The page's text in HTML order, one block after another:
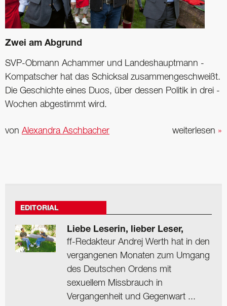
Zwei am ­Abgrund
SVP-Obmann Achammer und Landeshauptmann ­
Kompatscher hat das Schicksal zusammengeschweißt.
Die Geschichte eines Duos, über ­dessen Politik in drei ­
Wochen abgestimmt wird.
weiterlesen »
von Alexandra Aschbacher
EDITORIAL
Liebe Leserin, lieber Leser,
ff-Redakteur Andrej Werth hat in den
vergangenen Monaten zum Umgang
des Deutschen Ordens mit
sexuellem Missbrauch in
Vergangenheit und Gegenwart ...